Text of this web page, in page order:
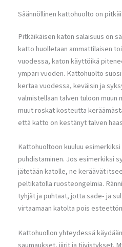
Säännöllinen kattohuolto on
Pitkäikäisen katon salaisuus on
katto huolletaan ammattilaisen
vuodessa, katon käyttöikä
ympäri vuoden. Kattohuolto
kertaa vuodessa, keväisin ja
valmistellaan talven tuloon muun
muut roskat kosteutta
että katto on kestänyt talven
Kattohuoltoon kuuluu esimerkiksi
puhdistaminen. Jos esimerkiksi
jätetään katolle, ne keräävät
peltikatolla ruosteongelmia.
tyhjät ja puhtaat, jotta sade- ja
virtaamaan katolta pois
Kattohuollon yhteydessä